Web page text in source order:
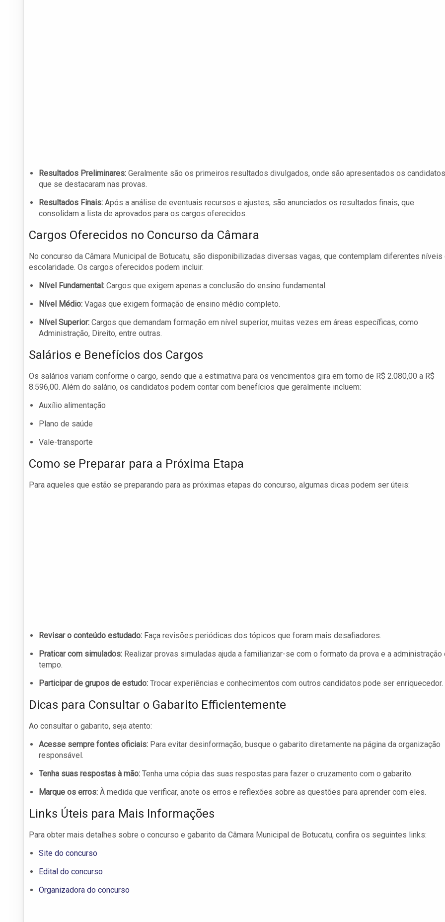
Resultados Preliminares: Geralmente são os primeiros resultados divulgados, onde são apresentados os candidatos
que se destacaram nas provas.
Resultados Finais: Após a análise de eventuais recursos e ajustes, são anunciados os resultados finais, que
consolidam a lista de aprovados para os cargos oferecidos.
Cargos Oferecidos no Concurso da Câmara
No concurso da Câmara Municipal de Botucatu, são disponibilizadas diversas vagas, que contemplam diferentes níveis
escolaridade. Os cargos oferecidos podem incluir:
Nível Fundamental: Cargos que exigem apenas a conclusão do ensino fundamental.
Nível Médio: Vagas que exigem formação de ensino médio completo.
Nível Superior: Cargos que demandam formação em nível superior, muitas vezes em áreas específicas, como
Administração, Direito, entre outras.
Salários e Benefícios dos Cargos
Os salários variam conforme o cargo, sendo que a estimativa para os vencimentos gira em torno de R$ 2.080,00 a R$
8.596,00. Além do salário, os candidatos podem contar com benefícios que geralmente incluem:
Auxílio alimentação
Plano de saúde
Vale-transporte
Como se Preparar para a Próxima Etapa
Para aqueles que estão se preparando para as próximas etapas do concurso, algumas dicas podem ser úteis:
Revisar o conteúdo estudado: Faça revisões periódicas dos tópicos que foram mais desafiadores.
Praticar com simulados: Realizar provas simuladas ajuda a familiarizar-se com o formato da prova e a administração
tempo.
Participar de grupos de estudo: Trocar experiências e conhecimentos com outros candidatos pode ser enriquecedor.
Dicas para Consultar o Gabarito Efficientemente
Ao consultar o gabarito, seja atento:
Acesse sempre fontes oficiais: Para evitar desinformação, busque o gabarito diretamente na página da organização
responsável.
Tenha suas respostas à mão: Tenha uma cópia das suas respostas para fazer o cruzamento com o gabarito.
Marque os erros: À medida que verificar, anote os erros e reflexões sobre as questões para aprender com eles.
Links Úteis para Mais Informações
Para obter mais detalhes sobre o concurso e gabarito da Câmara Municipal de Botucatu, confira os seguintes links:
Site do concurso
Edital do concurso
Organizadora do concurso